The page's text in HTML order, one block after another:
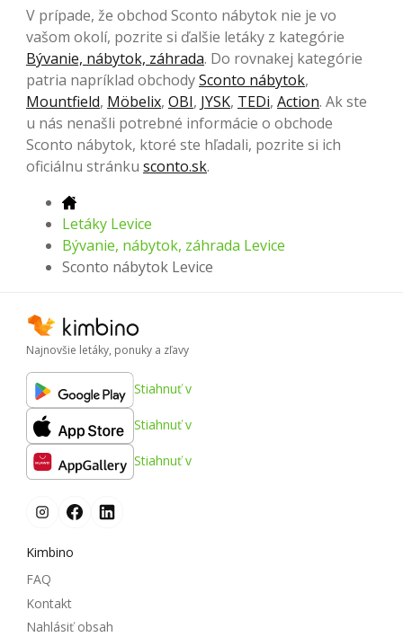
V prípade, že obchod Sconto nábytok nie je vo
vašom okolí, pozrite si ďalšie letáky z kategórie
Bývanie, nábytok, záhrada. Do rovnakej kategórie
patria napríklad obchodySconto nábytok,
Mountfield, Möbelix, OBI, JYSK, TEDi, Action. Ak ste
u nás nenašli potrebné informácie o obchode
Sconto nábytok, ktoré ste hľadali, pozrite si ich
oficiálnu stránku sconto.sk.
Letáky Levice
Bývanie, nábytok, záhrada Levice
Sconto nábytok Levice
Najnovšie letáky, ponuky a zľavy
Stiahnuť v
Stiahnuť v
Stiahnuť v
Kimbino
FAQ
Kontakt
Nahlásiť obsah